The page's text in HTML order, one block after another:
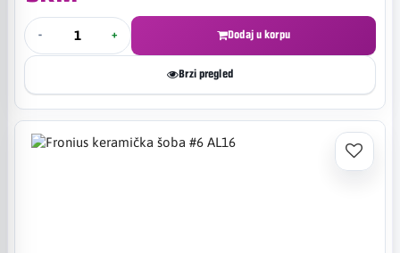
- + Dodaj u korpu
Brzi pregled